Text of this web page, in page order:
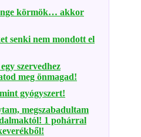
körmök… akkor
senki nem mondott el
szervedhez
meg önmagad!
gyógyszert!
megszabadultam
1 pohárral